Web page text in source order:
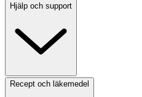
Hjälp och support
Recept och läkemedel